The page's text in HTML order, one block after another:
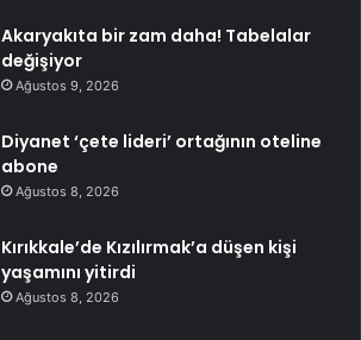
Akaryakıta bir zam daha! Tabelalar
değişiyor
Ağustos 9, 2026
Diyanet ‘çete lideri’ ortağının oteline
abone
Ağustos 8, 2026
Kırıkkale’de Kızılırmak’a düşen kişi
yaşamını yitirdi
Ağustos 8, 2026